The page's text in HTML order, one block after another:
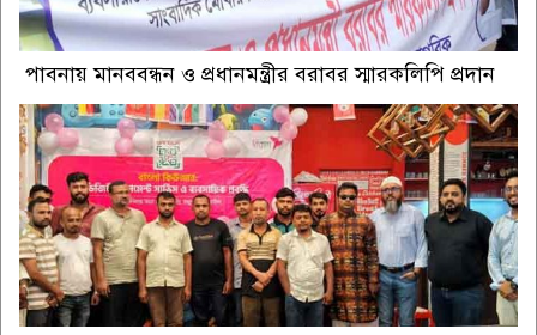
পাবনায় মানববন্ধন ও প্রধানমন্ত্রীর বরাবর স্মারকলিপি প্রদান